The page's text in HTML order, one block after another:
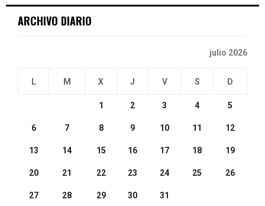
ARCHIVO DIARIO
julio 2026
L M X J V S D
1 2 3 4 5
6 7 8 9 10 11 12
13 14 15 16 17 18 19
20 21 22 23 24 25 26
27 28 29 30
31